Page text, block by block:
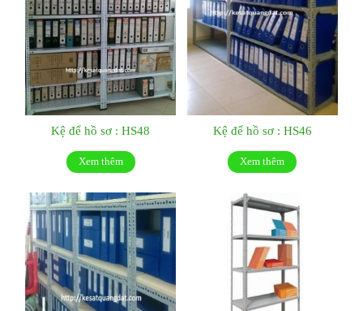
Kệ để hồ sơ : HS48
Xem thêm
Kệ để hồ sơ : HS46
Xem thêm